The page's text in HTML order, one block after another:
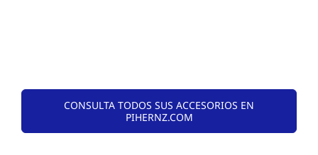
CONSULTA TODOS SUS ACCESORIOS EN
PIHERNZ.COM